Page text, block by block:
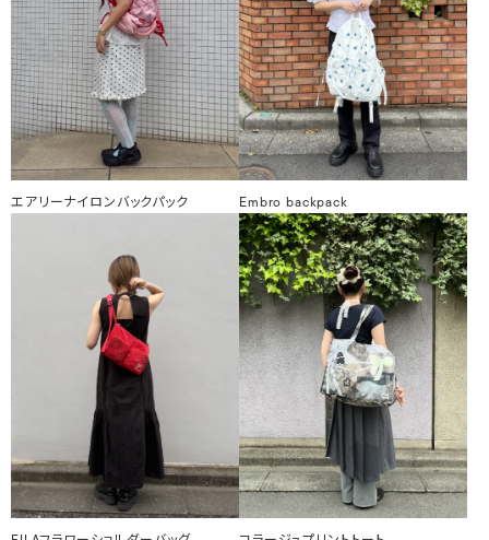
エアリーナイロンバックパック Embro backpack